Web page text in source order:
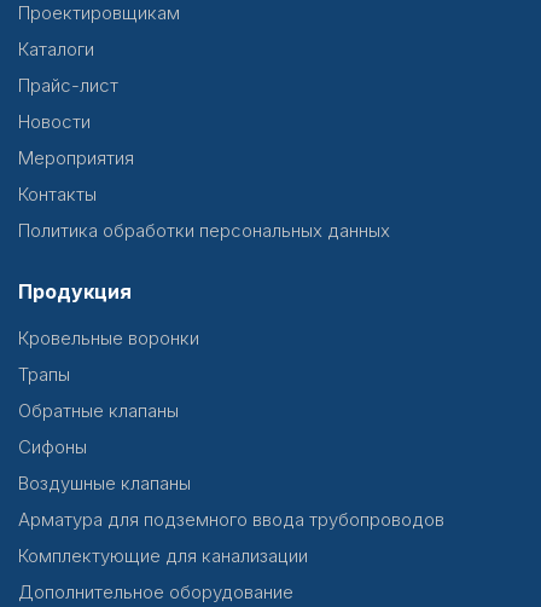
Проектировщикам
Каталоги
Прайс-лист
Новости
Мероприятия
Контакты
Политика обработки персональных данных
Продукция
Кровельные воронки
Трапы
Обратные клапаны
Сифоны
Воздушные клапаны
Арматура для подземного ввода трубопроводов
Комплектующие для канализации
Дополнительное оборудование